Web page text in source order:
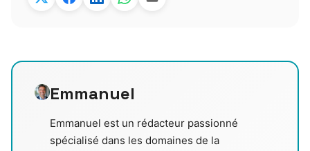
Emmanuel
Emmanuel est un rédacteur passionné
spécialisé dans les domaines de la